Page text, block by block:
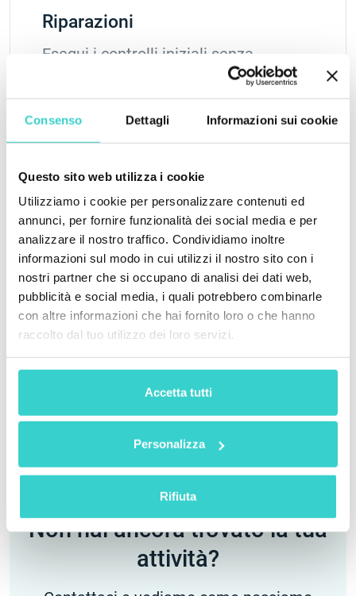
Consenso Dettagli Informazioni sui cookie
Questo sito web utilizza i cookie
Utilizziamo i cookie per personalizzare contenuti ed
annunci, per fornire funzionalità dei social media e per
analizzare il nostro traffico. Condividiamo inoltre
informazioni sul modo in cui utilizzi il nostro sito con i
nostri partner che si occupano di analisi dei dati web,
pubblicità e social media, i quali potrebbero combinarle
con altre informazioni che hai fornito loro o che hanno
raccolto dal tuo utilizzo dei loro servizi.
Accetta tutti
Personalizza
Rifiuta
Riparazioni
Esegui i controlli iniziali senza
Scopri di più
Riciclaggio
Cancellazione dei dati di fino a 60
dispositivi contemporaneamente
Scopri di più
Non hai ancora trovato la tua
attività?